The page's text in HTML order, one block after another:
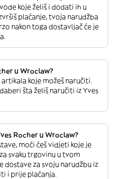
koje želiš i dodati ih u
plaćanje, tvoja narudžba
nakon toga dostavljač će je
u Wroclaw?
koje možeš naručiti.
šta želiš naručiti iz Yves
Rocher u Wroclaw?
moći ćeš vidjeti koje je
svaku trgovinu u tvom
dostave za svoju narudžbu iz
i prije plaćanja.